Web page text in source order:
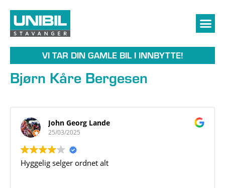
VI TAR DIN GAMLE BIL I INNBYTTE!
Bjørn Kåre Bergesen
John Georg Lande
25/03/2025
Hyggelig selger ordnet alt